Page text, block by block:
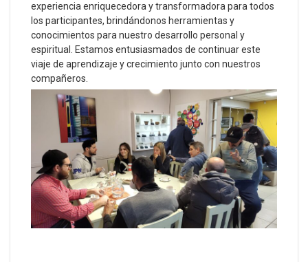
experiencia enriquecedora y transformadora para todos
los participantes, brindándonos herramientas y
conocimientos para nuestro desarrollo personal y
espiritual. Estamos entusiasmados de continuar este
viaje de aprendizaje y crecimiento junto con nuestros
compañeros.